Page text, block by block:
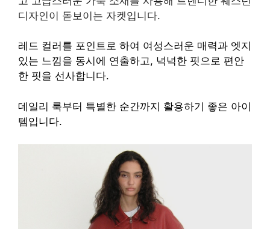
디자인이 돋보이는 자켓입니다.
레드 컬러를 포인트로 하여 여성스러운 매력과 엣지
있는 느낌을 동시에 연출하고, 넉넉한 핏으로 편안
한 핏을 선사합니다.
데일리 룩부터 특별한 순간까지 활용하기 좋은 아이
템입니다.